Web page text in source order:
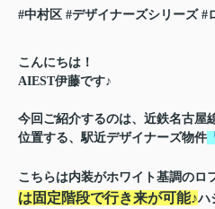
#中村区 #デザイナーズシリーズ #
こんにちは！
AIEST伊藤です♪
今回ご紹介するのは、近鉄名古屋
位置する、駅近デザイナーズ物件
こちらは内装がホワイト基調のロ
は固定階段で行き来が可能♪ハ